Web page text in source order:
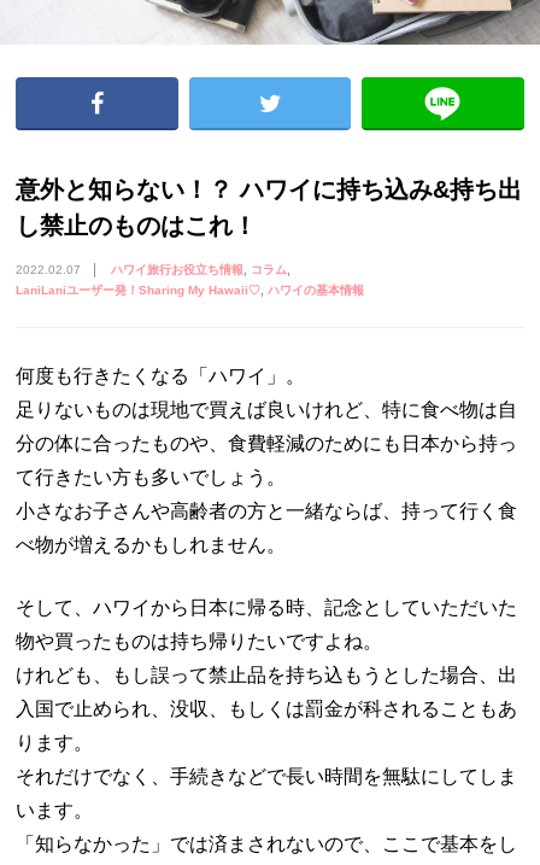
意外と知らない！？ ハワイに持ち込み&持ち出
し禁止のものはこれ！
2022.02.07 ハワイ旅行お役立ち情報
コラム
LaniLaniユーザー発！Sharing My Hawaii♡ ハワイの基本情報
何度も行きたくなる「ハワイ」。
足りないものは現地で買えば良いけれど、特に食べ物は自
分の体に合ったものや、食費軽減のためにも日本から持っ
て行きたい方も多いでしょう。
小さなお子さんや高齢者の方と一緒ならば、持って行く食
べ物が増えるかもしれません。
そして、ハワイから日本に帰る時、記念としていただいた
物や買ったものは持ち帰りたいですよね。
けれども、もし誤って禁止品を持ち込もうとした場合、出
入国で止められ、没収、もしくは罰金が科されることもあ
ります。
それだけでなく、手続きなどで長い時間を無駄にしてしま
います。
「知らなかった」では済まされないので、ここで基本をし